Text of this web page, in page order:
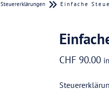
Steuererklärungen Einfache
CHF 90.00